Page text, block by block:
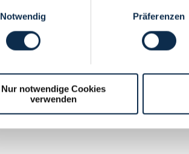
Notwendig
Präferenzen
Nur notwendige Cookies
verwenden